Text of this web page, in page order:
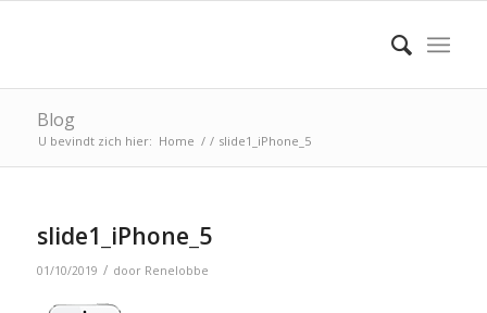
Blog
U bevindt zich hier: Home / / slide1_iPhone_5
slide1_iPhone_5
01/10/2019 / door Renelobbe